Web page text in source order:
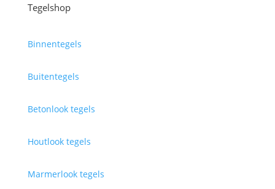
Tegelshop
Binnentegels
Buitentegels
Betonlook tegels
Houtlook tegels
Marmerlook tegels